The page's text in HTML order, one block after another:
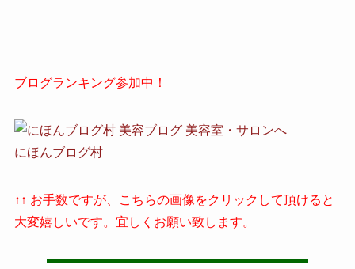
ブログランキング参加中！
にほんブログ村
↑↑ お手数ですが、こちらの画像をクリックして頂けると
大変嬉しいです。宜しくお願い致します。